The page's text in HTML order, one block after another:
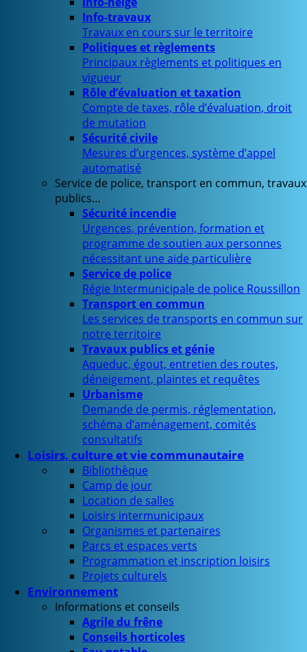
Info-travaux
Travaux en cours sur le territoire
Politiques et règlements
Principaux règlements et politiques en
vigueur
Rôle d’évaluation et taxation
Compte de taxes, rôle d’évaluation, droit
de mutation
Sécurité civile
Mesures d’urgences, système d’appel
automatisé
Service de police, transport en commun, travaux
publics…
Sécurité incendie
Urgences, prévention, formation et
programme de soutien aux personnes
nécessitant une aide particulière
Service de police
Régie Intermunicipale de police Roussillon
Transport en commun
Les services de transports en commun sur
notre territoire
Travaux publics et génie
Aqueduc, égout, entretien des routes,
déneigement, plaintes et requêtes
Urbanisme
Demande de permis, réglementation,
schéma d’aménagement, comités
consultatifs
Loisirs, culture et vie communautaire
Bibliothèque
Camp de jour
Location de salles
Loisirs intermunicipaux
Organismes et partenaires
Parcs et espaces verts
Programmation et inscription loisirs
Projets culturels
Environnement
Informations et conseils
Agrile du frêne
Conseils horticoles